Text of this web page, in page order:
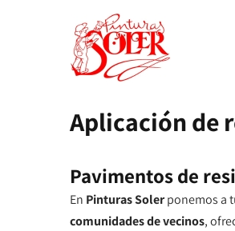
Aplicación de
Pavimentos de
En Pinturas Solerponemos a
comunidades de vecinos,